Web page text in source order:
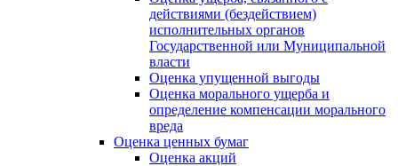
действиями (бездействием)
исполнительных органов
Государственной или Муниципальной
власти
Оценка упущенной выгоды
Оценка морального ущерба и
определение компенсации морального
вреда
Оценка ценных бумаг
Оценка акций